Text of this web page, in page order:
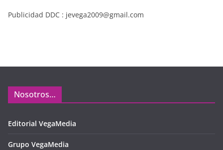
Publicidad DDC : jevega2009@gmail.com
Nosotros…
Editorial VegaMedia
Grupo VegaMedia